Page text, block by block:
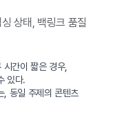
상태, 백링크 품질
간이 짧은 경우,
있다.
, 동일 주제의 콘텐츠